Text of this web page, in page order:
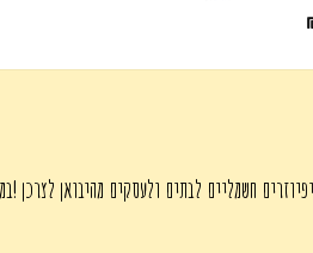
המחיר
הוא:
חשמליים לבתים ולעסקים מהיבואן לצרכן